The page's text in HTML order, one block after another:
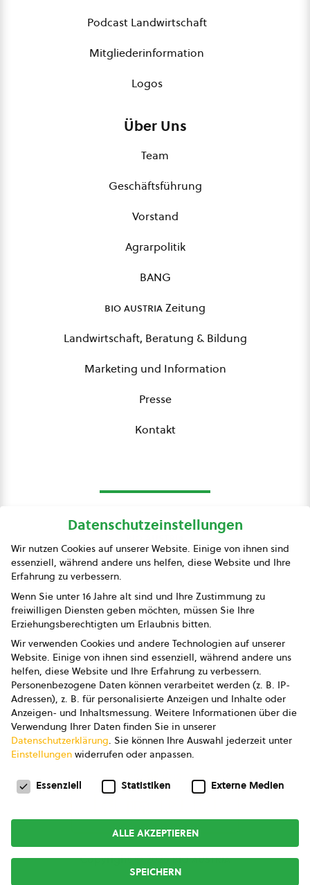
Podcast Landwirtschaft
Mitgliederinformation
Logos
Über Uns
Team
Geschäftsführung
Vorstand
Agrarpolitik
BANG
bio austriaZeitung
Landwirtschaft, Beratung & Bildung
Marketing und Information
Presse
Kontakt
Presse
Impressum
Datenschutz
AGB
AGB Marketing GmbH
AGB Bildung
Newsletter
Copyright © 2026bio austria
Datenschutzeinstellungen
Wir nutzen Cookies auf unserer Website. Einige von ihnen sind
essenziell, während andere uns helfen, diese Website und Ihre
Erfahrung zu verbessern.
Wenn Sie unter 16 Jahre alt sind und Ihre Zustimmung zu
freiwilligen Diensten geben möchten, müssen Sie Ihre
Erziehungsberechtigten um Erlaubnis bitten.
Wir verwenden Cookies und andere Technologien auf unserer
Website. Einige von ihnen sind essenziell, während andere uns
helfen, diese Website und Ihre Erfahrung zu verbessern.
Personenbezogene Daten können verarbeitet werden (z. B. IP-
Adressen), z. B. für personalisierte Anzeigen und Inhalte oder
Anzeigen- und Inhaltsmessung. Weitere Informationen über die
Verwendung Ihrer Daten finden Sie in unserer
Datenschutzerklärung. Sie können Ihre Auswahl jederzeit unter
Einstellungen widerrufen oder anpassen.
Datenschutzeinstellungen
Essenziell Statistiken Externe Medien
ALLE AKZEPTIEREN
SPEICHERN